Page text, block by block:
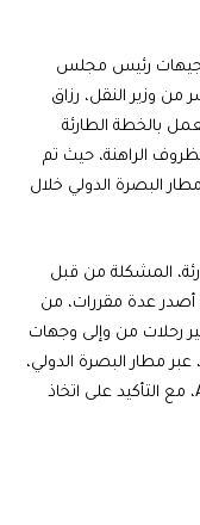
لتوجيهات رئيس مجلس
من وزير النقل، رزاق
بالخطة الطارئة
الراهنة، حيث تم
البصرة الدولي خلال
المشكلة من قبل
أصدر عدة مقررات، من
رحلات من وإلى وجهات
عبر مطار البصرة الدولي،
باستخدام طائرات من طراز B737 وB787 وA330، مع التأكيد على اتخاذ